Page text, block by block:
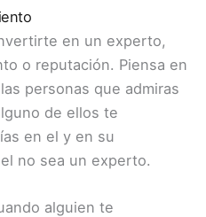
en un experto,
o reputación. Piensa en
personas que admiras
de ellos te
en el y en su
no sea un experto.
alguien te